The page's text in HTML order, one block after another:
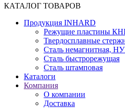
КАТАЛОГ ТОВАРОВ
Продукция INHARD
Режущие пластины
Твердосплавные
Сталь немагнитная,
Сталь быстрорежущая
Сталь штамповая
Каталоги
Компания
О компании
Доставка